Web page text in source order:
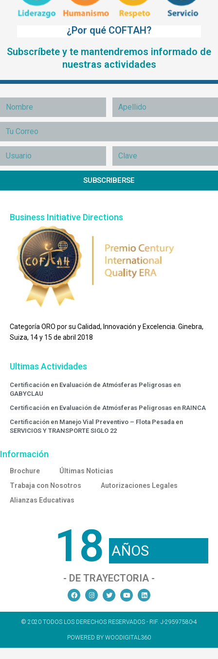
¿Por qué COFTAH?
Subscríbete y te mantendremos informado de
nuestras actividades
SUBSCRIBERSE
Business Initiative Directions
Categoría ORO por su Calidad, Innovación y Excelencia. Ginebra,
Suiza, 14 y 15 de abril 2018
Ultimas Actividades
Certificación en Evaluación de Atmósferas Peligrosas en
GABYCLAU
Certificación en Evaluación de Atmósferas Peligrosas en RAINCA
Certificación en Manejo Vial Preventivo – Flota Pesada en
SERVICIOS Y TRANSPORTE SIGLO 22
Información
Brochure
Últimas Noticias
Trabaja con Nosotros
Autorizaciones Legales
Alianzas Educativas
18 AÑOS
- DE TRAYECTORIA -
© 2020 TODOS LOS DERECHOS RESERVADOS - RIF. J-29597580-4
POWERED BY WOODIGITAL360